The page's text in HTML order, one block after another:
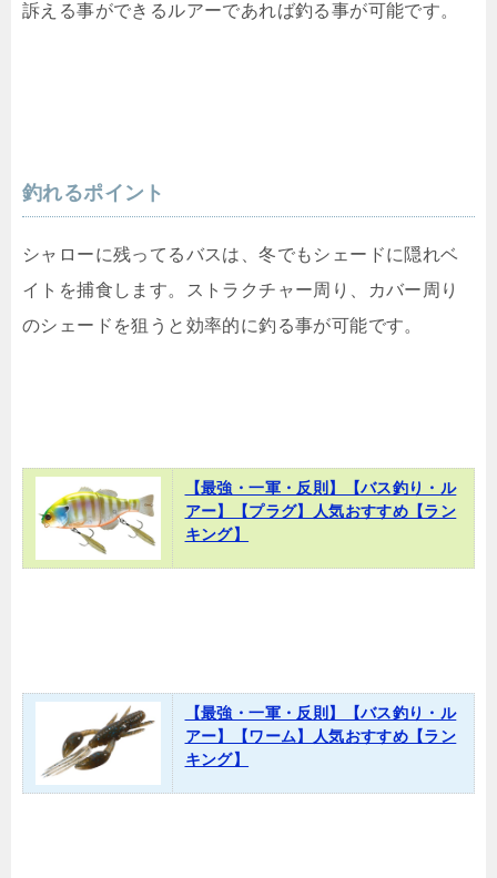
訴える事ができるルアーであれば釣る事が可能です。
釣れるポイント
シャローに残ってるバスは、冬でもシェードに隠れベ
イトを捕食します。ストラクチャー周り、カバー周り
のシェードを狙うと効率的に釣る事が可能です。
【最強・一軍・反則】【バス釣り・ル
アー】【プラグ】人気おすすめ【ラン
キング】
【最強・一軍・反則】【バス釣り・ル
アー】【ワーム】人気おすすめ【ラン
キング】